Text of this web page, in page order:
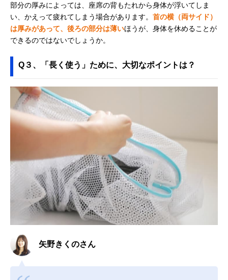
部分の厚みによっては、座席の背もたれから身体が浮いてしま
い、かえって疲れてしまう場合があります。 首の横（両サイド）
は厚みがあって、後ろの部分は薄いほうが、身体を休めることが
できるのではないでしょうか。
Q３、「長く使う」ために、大切なポイントは？
矢野きくのさん